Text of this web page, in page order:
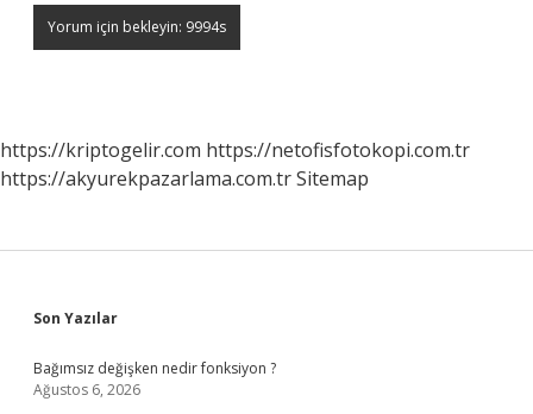
https://kriptogelir.com https://netofisfotokopi.com.tr
https://akyurekpazarlama.com.trSitemap
Sidebar
Son Yazılar
Bağımsız değişken nedir fonksiyon ?
Ağustos 6, 2026